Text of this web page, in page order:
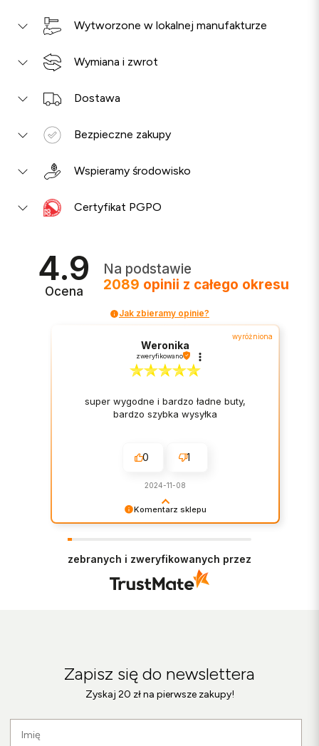
Wytworzone w lokalnej manufakturze
Wymiana i zwrot
Dostawa
Bezpieczne zakupy
Wspieramy środowisko
Certyfikat PGPO
4.9
Ocena
Na podstawie
2089 opinii z całego okresu
Jak zbieramy opinie?
Komentarz sklepu
klientów takich jak Ty i jesteśmy zadowoleni, że
nam się udało. Mamy nadzieję, że do nas wrócisz
:) Pozdrawiamy
wyróżniona
Weronika
zweryfikowano
super wygodne i bardzo ładne buty,
bardzo szybka wysyłka
0 1
2024-11-08
zebranych i zweryfikowanych przez
Zapisz się do newslettera
Zyskaj 20 zł na pierwsze zakupy!